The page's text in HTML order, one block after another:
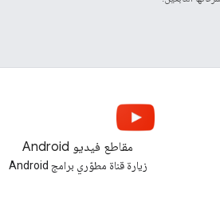
مقاطع فيديو Android
زيارة قناة مطوّري برامج Android